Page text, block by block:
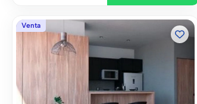
INMOBILIARIO
INMOBILIARIA
Venta